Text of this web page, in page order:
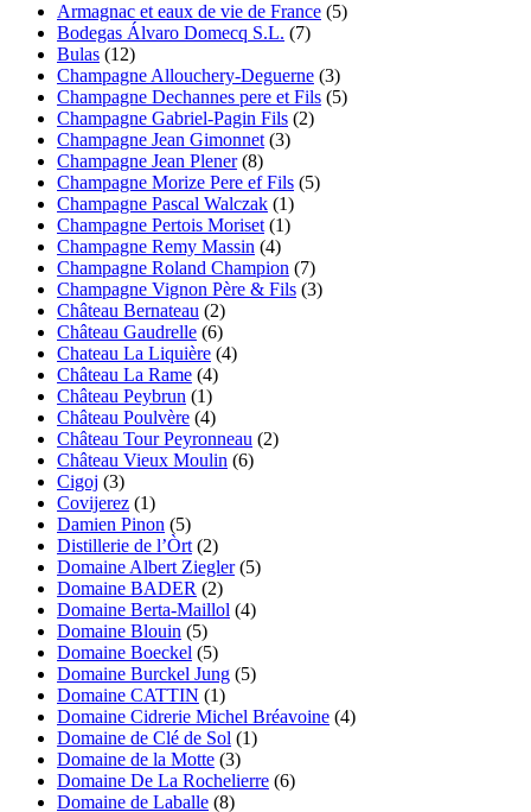
Armagnac et eaux de vie de France (5)
Bodegas Álvaro Domecq S.L. (7)
Bulas (12)
Champagne Allouchery-Deguerne (3)
Champagne Dechannes pere et Fils (5)
Champagne Gabriel-Pagin Fils (2)
Champagne Jean Gimonnet (3)
Champagne Jean Plener (8)
Champagne Morize Pere ef Fils (5)
Champagne Pascal Walczak (1)
Champagne Pertois Moriset (1)
Champagne Remy Massin (4)
Champagne Roland Champion (7)
Champagne Vignon Père & Fils (3)
Château Bernateau (2)
Château Gaudrelle (6)
Chateau La Liquière (4)
Château La Rame (4)
Château Peybrun (1)
Château Poulvère (4)
Château Tour Peyronneau (2)
Château Vieux Moulin (6)
Cigoj (3)
Covijerez (1)
Damien Pinon (5)
Distillerie de l’Òrt (2)
Domaine Albert Ziegler (5)
Domaine BADER (2)
Domaine Berta-Maillol (4)
Domaine Blouin (5)
Domaine Boeckel (5)
Domaine Burckel Jung (5)
Domaine CATTIN (1)
Domaine Cidrerie Michel Bréavoine (4)
Domaine de Clé de Sol (1)
Domaine de la Motte (3)
Domaine De La Rochelierre (6)
Domaine de Laballe (8)